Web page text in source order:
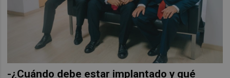
-¿Cuándo debe estar implantado y qué